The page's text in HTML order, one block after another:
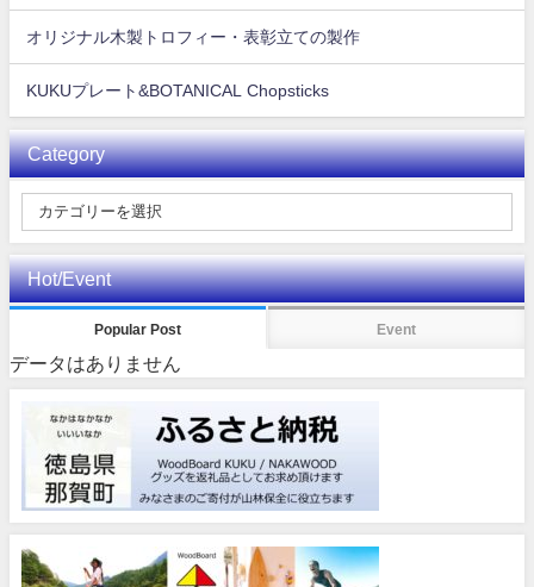
オリジナル木製トロフィー・表彰立ての製作
KUKUプレート&BOTANICAL Chopsticks
Category
Hot/Event
Popular Post Event
データはありません